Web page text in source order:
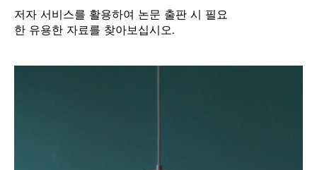
저자 서비스를 활용하여 논문 출판 시 필요
한 유용한 자료를 찾아보십시오.